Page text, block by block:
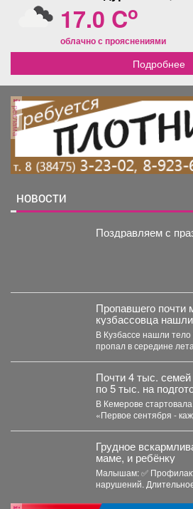
17.0 Co
облачно с прояснениями
Подробнее
реклама
НОВОСТИ
Поздравляем с
Пропавшего почти
кузбассовца
В Кузбассе нашли
пропал в середине лета. 61-летний
Почти 4 тыс.
по 5 тыс. на
В Кемерове
«Первое сентября -
Грудное
маме, и ребёнку
Малышам: ✅ Профилактика метаболических
нарушений.